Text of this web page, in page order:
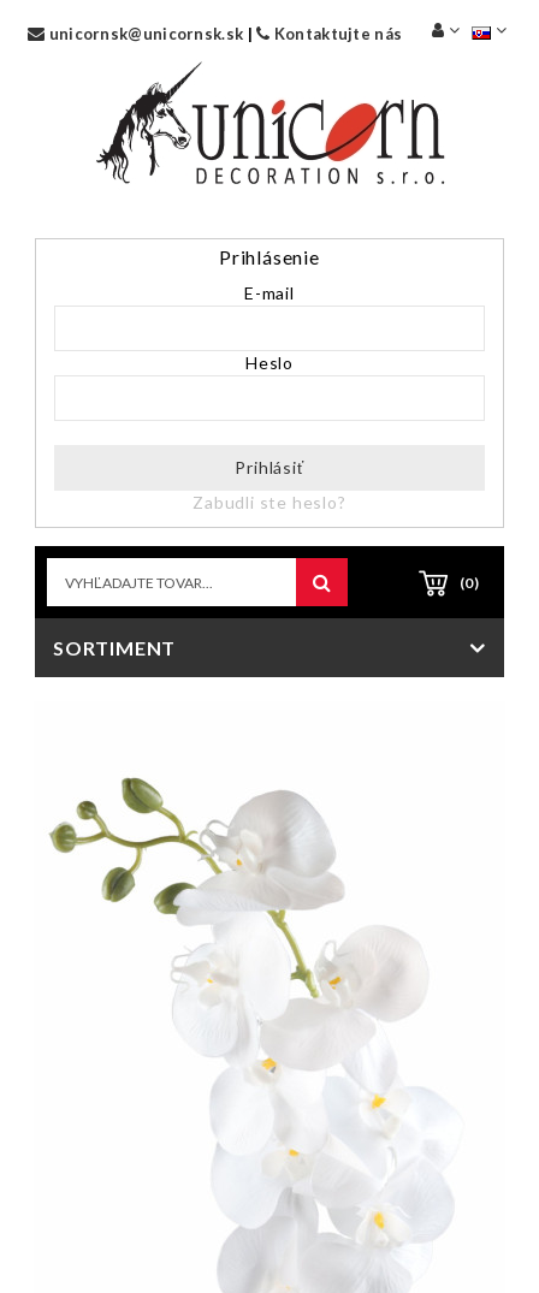
unicornsk@unicornsk.sk | Kontaktujte nás
Prihlásenie
E-mail
Heslo
Prihlásiť
Zabudli ste heslo?
(0)
SORTIMENT